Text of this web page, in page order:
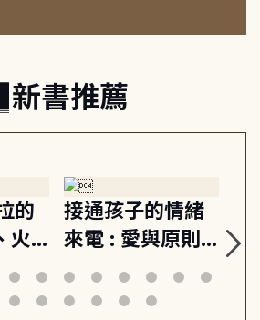
新書推薦
的
火
交官
雅
接通孩子的情緒
來電 : 愛與原則,
建立教養的安定
節奏 22個行動練
關